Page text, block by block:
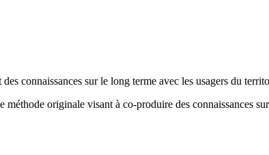
connaissances sur le long terme avec les usagers du
originale visant à co-produire des connaissances